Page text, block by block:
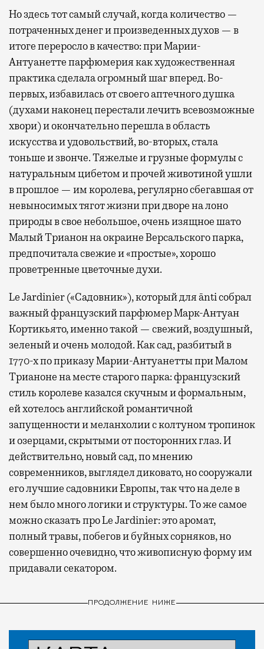
Но здесь тот самый случай, когда количество —
потраченных денег и произведенных духов — в
итоге переросло в качество: при Марии-
Антуанетте парфюмерия как художественная
практика сделала огромный шаг вперед. Во-
первых, избавилась от своего аптечного душка
(духами наконец перестали лечить всевозможные
хвори) и окончательно перешла в область
искусства и удовольствий, во-вторых, стала
тоньше и звонче. Тяжелые и грузные формулы с
натуральным цибетом и прочей животиной ушли
в прошлое — им королева, регулярно cбегавшая от
невыносимых тягот жизни при дворе на лоно
природы в свое небольшое, очень изящное шато
Малый Трианон на окраине Версальского парка,
предпочитала свежие и «простые», хорошо
проветренные цветочные духи.
Le Jardinier («Садовник»), который для ānti собрал
важный французский парфюмер Марк-Антуан
Кортикьято, именно такой — свежий, воздушный,
зеленый и очень молодой. Как сад, разбитый в
1770-х по приказу Марии-Антуанетты при Малом
Трианоне на месте старого парка: французский
стиль королеве казался скучным и формальным,
ей хотелось английской романтичной
запущенности и меланхолии с колтуном тропинок
и озерцами, скрытыми от посторонних глаз. И
действительно, новый сад, по мнению
современников, выглядел диковато, но сооружали
его лучшие садовники Европы, так что на деле в
нем было много логики и структуры. То же самое
можно сказать про Le Jardinier: это аромат,
полный травы, побегов и буйных сорняков, но
совершенно очевидно, что живописную форму им
придавали секатором.
ПРОДОЛЖЕНИЕ НИЖЕ